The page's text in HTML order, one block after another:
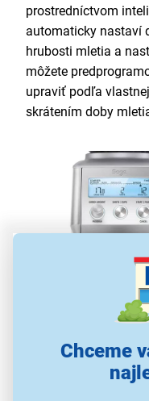
Chceme
prostredníctvom
automaticky nastaví
hrubosti mletia a
môžete
upraviť podľa
skrátením doby
Nastaviteľná